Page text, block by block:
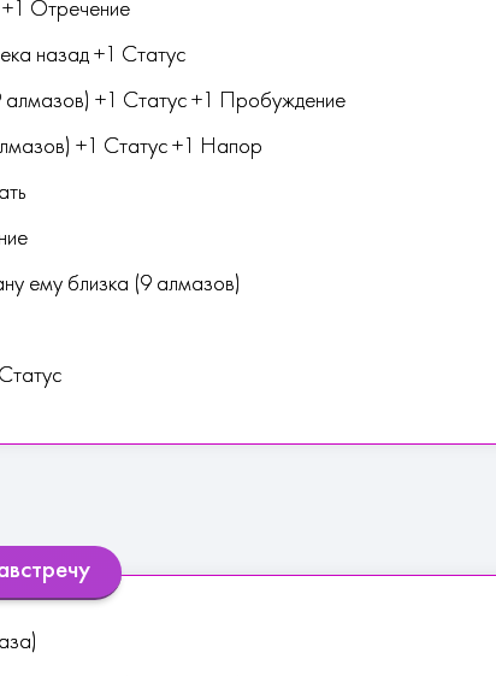
+1 Отречение
назад +1 Статус
+1 Статус +1 Пробуждение
+1 Статус +1 Напор
ему близка (9 алмазов)